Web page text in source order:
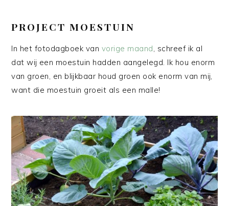
PROJECT MOESTUIN
In het fotodagboek van vorige maand, schreef ik al
dat wij een moestuin hadden aangelegd. Ik hou enorm
van groen, en blijkbaar houd groen ook enorm van mij,
want die moestuin groeit als een malle!